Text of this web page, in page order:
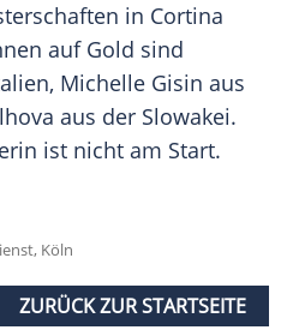
in Cortina
auf Gold sind
Michelle Gisin aus
aus der Slowakei.
ist nicht am Start.
Köln
ZURÜCK ZUR STARTSEITE